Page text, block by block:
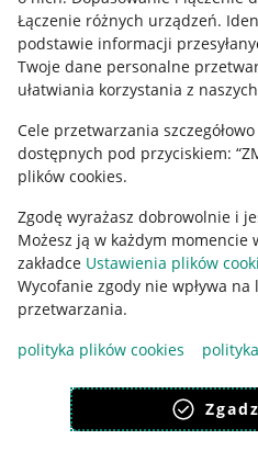
Łączenie różnych urządzeń.
podstawie informacji
Twoje dane personalne
ułatwiania korzystania z
Cele przetwarzania
dostępnych pod przyciskiem:
plików cookies.
Zgodę wyrażasz dobrowolnie i
Możesz ją w każdym momencie
zakładce Ustawienia plików
Wycofanie zgody nie wpływa
przetwarzania.
polityka plików cookies
Regulamin
Polityka plików "cookies"
Ustawienia plików "cookies"
Udostępnianie lokalizacji
Informacje dla Aktu o Usługach
Pobierz aplikację